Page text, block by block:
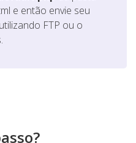
e então envie seu
FTP ou o